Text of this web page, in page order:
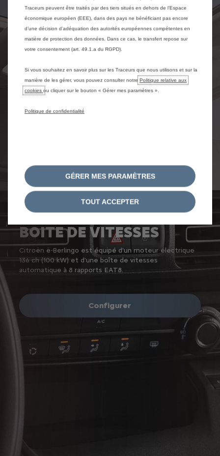
MOTORISATIONS ET
BOITE DE VITESSES
Citroën ë-Berlingo est équipé d'un moteur électrique
136 ch (100 kW) et d'une boîte de vitesses
automatique à 8 rapports EAT8.
Configurer
Traceurs peuvent être traités par des tiers situés en dehors de l’Espace
économique européen (EEE), dans des pays ne bénéficiant pas encore
d’une décision d’adéquation des autorités européennes compétentes en
matière de protection des données. Dans ce cas, le transfert repose sur
votre consentement (art. 49.1.a du RGPD).
Si vous souhaitez en savoir plus sur les Traceurs que nous utilisons et sur la
manière de les gérer, vous pouvez consulter notre Politique relative aux
cookies ou cliquer sur le bouton « Gérer mes paramètres ».
Politique de confidentialité
GÉRER MES PARAMÈTRES
TOUT ACCEPTER